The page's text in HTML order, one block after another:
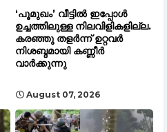
‘പൂമുഖം’ വീട്ടിൽ ഇപ്പോൾ
ഉച്ചത്തിലുള്ള നിലവിളികളില്ല.
കരഞ്ഞു തളർന്ന് ഉറ്റവർ
നിശബ്ദമായി കണ്ണീർ
വാർക്കുന്നു
August 07, 2026